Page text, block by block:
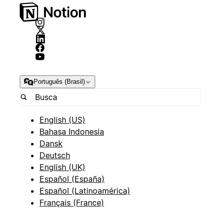
Português (Brasil)
English (US)
Bahasa Indonesia
Dansk
Deutsch
English (UK)
Español (España)
Español (Latinoamérica)
Français (France)